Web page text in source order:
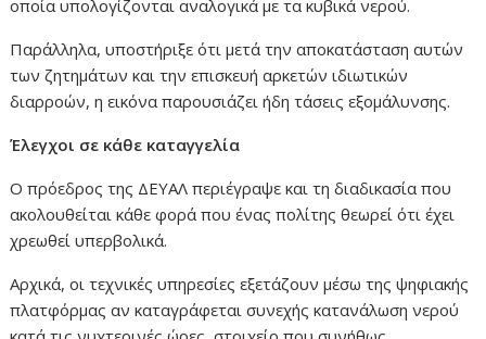
οποία υπολογίζονται αναλογικά με τα κυβικά νερού.
Παράλληλα, υποστήριξε ότι μετά την αποκατάσταση αυτών
των ζητημάτων και την επισκευή αρκετών ιδιωτικών
διαρροών, η εικόνα παρουσιάζει ήδη τάσεις εξομάλυνσης.
Έλεγχοι σε κάθε καταγγελία
Ο πρόεδρος της ΔΕΥΑΛ περιέγραψε και τη διαδικασία που
ακολουθείται κάθε φορά που ένας πολίτης θεωρεί ότι έχει
χρεωθεί υπερβολικά.
Αρχικά, οι τεχνικές υπηρεσίες εξετάζουν μέσω της ψηφιακής
πλατφόρμας αν καταγράφεται συνεχής κατανάλωση νερού